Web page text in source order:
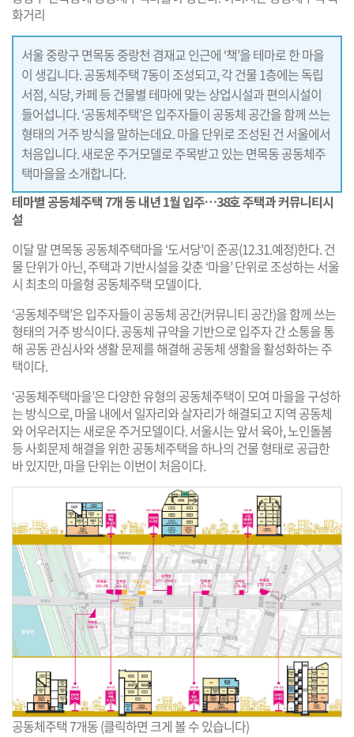
화거리
서울 중랑구 면목동 중랑천 겸재교 인근에 ‘책’을 테마로 한 마을
이 생깁니다. 공동체주택 7동이 조성되고, 각 건물 1층에는 독립
서점, 식당, 카페 등 건물별 테마에 맞는 상업시설과 편의시설이
들어섭니다. ‘공동체주택’은 입주자들이 공동체 공간을 함께 쓰는
형태의 거주 방식을 말하는데요. 마을 단위로 조성된 건 서울에서
처음입니다. 새로운 주거모델로 주목받고 있는 면목동 공동체주
택마을을 소개합니다.
테마별 공동체주택 7개 동 내년 1월 입주…38호 주택과 커뮤니티시
설
이달 말 면목동 공동체주택마을 ‘도서당’이 준공(12.31.예정)한다. 건
물 단위가 아닌, 주택과 기반시설을 갖춘 ‘마을’ 단위로 조성하는 서울
시 최초의 마을형 공동체주택 모델이다.
‘공동체주택’은 입주자들이 공동체 공간(커뮤니티 공간)을 함께 쓰는
형태의 거주 방식이다. 공동체 규약을 기반으로 입주자 간 소통을 통
해 공동 관심사와 생활 문제를 해결해 공동체 생활을 활성화하는 주
택이다.
‘공동체주택마을’은 다양한 유형의 공동체주택이 모여 마을을 구성하
는 방식으로, 마을 내에서 일자리와 살자리가 해결되고 지역 공동체
와 어우러지는 새로운 주거모델이다. 서울시는 앞서 육아, 노인돌봄
등 사회문제 해결을 위한 공동체주택을 하나의 건물 형태로 공급한
바 있지만, 마을 단위는 이번이 처음이다.
공동체주택 7개동 (클릭하면 크게 볼 수 있습니다)